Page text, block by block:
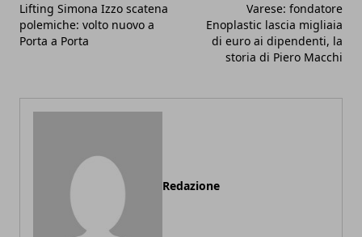
Lifting Simona Izzo scatena
polemiche: volto nuovo a
Porta a Porta
Varese: fondatore
Enoplastic lascia migliaia
di euro ai dipendenti, la
storia di Piero Macchi
Redazione